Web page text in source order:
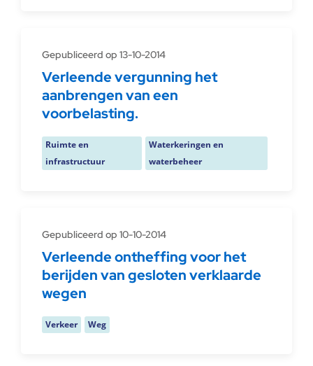
Verleende vergunning het
aanbrengen van een
voorbelasting.
Gepubliceerd op 13-10-2014
Ruimte en
infrastructuur
Waterkeringen en
waterbeheer
Verleende ontheffing voor het
berijden van gesloten verklaarde
wegen
Gepubliceerd op 10-10-2014
Verkeer Weg